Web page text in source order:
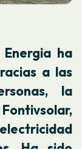
ha
a las
la